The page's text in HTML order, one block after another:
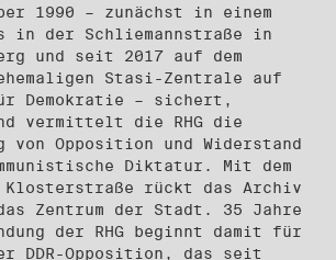
1990 – zunächst in einem
in der Schliemannstraße in
und seit 2017 auf dem
Stasi-Zentrale auf
für Demokratie – sichert,
vermittelt die RHG die
von Opposition und Widerstand
Diktatur. Mit dem
Klosterstraße rückt das Archiv
Zentrum der Stadt. 35 Jahre
der RHG beginnt damit für
DDR-Opposition, das seit